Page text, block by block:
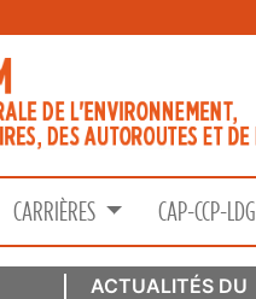
CARRIÈRES CAP-CCP-LDG
ACTUALITÉS DU